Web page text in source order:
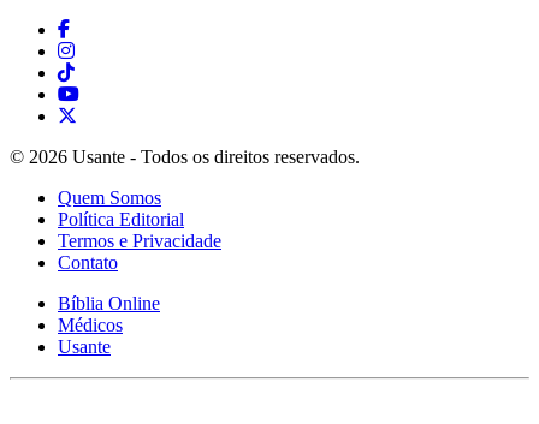
© 2026 Usante - Todos os direitos reservados.
Quem Somos
Política Editorial
Termos e Privacidade
Contato
Bíblia Online
Médicos
Usante